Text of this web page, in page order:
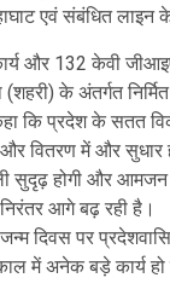
एवं संबंधित लाइन के
और 132 केवी
(शहरी) के अंतर्गत
कि प्रदेश के सतत
वितरण में और सुधार
सुदृढ़ होगी और
आगे बढ़ रही है।
दिवस पर
में अनेक बड़े कार्य